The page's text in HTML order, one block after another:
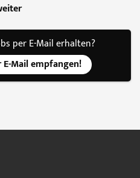
per E-Mail erhalten?
E-Mail empfangen!